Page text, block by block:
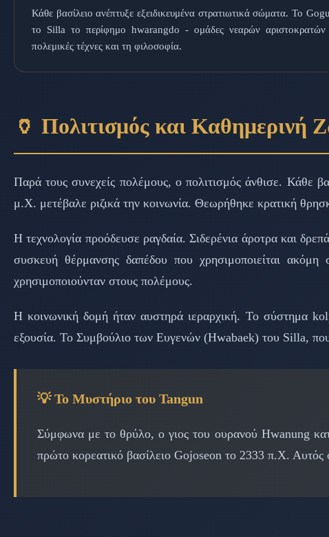
Κάθε βασίλειο ανέπτυξε εξειδικευμένα στρατιωτικά σώματα. Το
το Silla το περίφημο hwarangdo - ομάδες νεαρών αριστοκρατών
πολεμικές τέχνες και τη φιλοσοφία.
🏺 Πολιτισμός και Καθημερινή
Παρά τους συνεχείς πολέμους, ο πολιτισμός άνθισε. Κάθε
μ.Χ. μετέβαλε ριζικά την κοινωνία. Θεωρήθηκε κρατική
Η τεχνολογία προόδευσε ραγδαία. Σιδερένια άροτρα και
συσκευή θέρμανσης δαπέδου που χρησιμοποιείται
χρησιμοποιούνταν στους πολέμους.
Η κοινωνική δομή ήταν αυστηρά ιεραρχική. Το σύστημα
εξουσία. Το Συμβούλιο των Ευγενών (Hwabaek) του Silla,
💡 Το Μυστήριο του Tangun
Σύμφωνα με το θρύλο, ο γιος του ουρανού Hwanung
πρώτο κορεατικό βασίλειο Gojoseon το 2333 π.Χ. Αυτός